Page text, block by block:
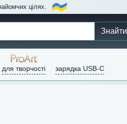
цілях.
Знайти
для творчості зарядка USB-C